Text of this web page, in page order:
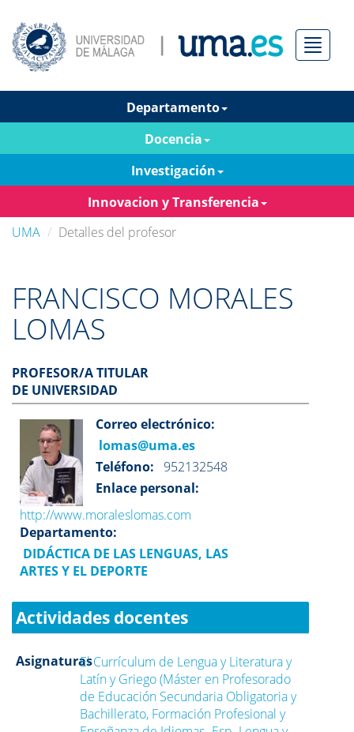
Menú
Departamento
Docencia
Investigación
Innovacion y Transferencia
UMA
Detalles del profesor
FRANCISCO MORALES
LOMAS
PROFESOR/A TITULAR
DE UNIVERSIDAD
Correo electrónico:
lomas@uma.es
Teléfono: 952132548
Enlace personal:
http://www.moraleslomas.com
Departamento:
DIDÁCTICA DE LAS LENGUAS, LAS
ARTES Y EL DEPORTE
Actividades docentes
AsignaturasEl Currículum de Lengua y Literatura y
Latín y Griego (Máster en Profesorado
de Educación Secundaria Obligatoria y
Bachillerato, Formación Profesional y